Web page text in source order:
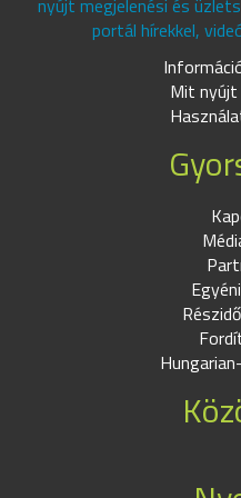
nyújt megjelenési és
portál hírekkel,
Mit